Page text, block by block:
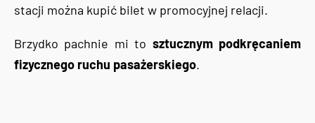
stacji można kupić bilet w promocyjnej relacji.
Brzydko pachnie mi to sztucznym podkręcaniem
fizycznego ruchu pasażerskiego.